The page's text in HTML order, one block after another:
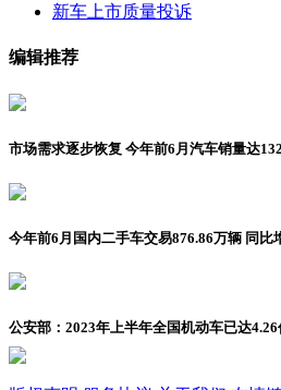
新车上市质量投诉
编辑推荐
市场需求逐步恢复 今年前6月汽车销量达
今年前6月国内二手车交易876.86万辆 同比
公安部：2023年上半年全国机动车已达4.26